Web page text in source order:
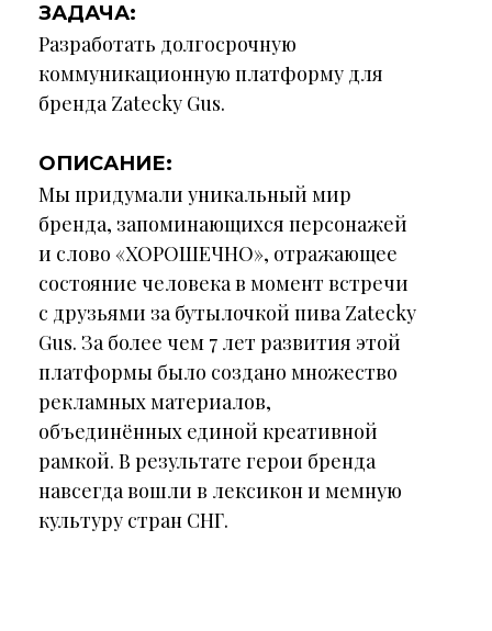
ОПИСАНИЕ:
Мы придумали уникальный мир
бренда, запоминающихся персонажей
и слово «ХОРОШЕЧНО», отражающее
состояние человека в момент встречи
с друзьями за бутылочкой пива Zatecky
Gus. За более чем 7 лет развития этой
платформы было создано множество
рекламных материалов,
объединённых единой креативной
рамкой. В результате герои бренда
навсегда вошли в лексикон и мемную
культуру стран СНГ.
ЗАДАЧА:
Разработать долгосрочную
коммуникационную платформу для
бренда Zatecky Gus.